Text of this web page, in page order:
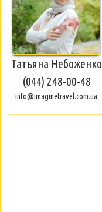
Татьяна Небоженко
(044) 248-00-48
info@imaginetravel.com.ua